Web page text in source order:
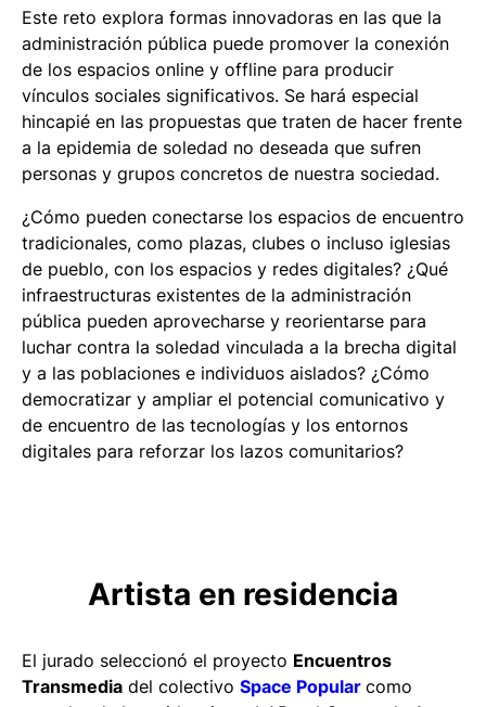
Este reto explora formas innovadoras en las que la
administración pública puede promover la conexión
de los espacios online y offline para producir
vínculos sociales significativos. Se hará especial
hincapié en las propuestas que traten de hacer frente
a la epidemia de soledad no deseada que sufren
personas y grupos concretos de nuestra sociedad.
¿Cómo pueden conectarse los espacios de encuentro
tradicionales, como plazas, clubes o incluso iglesias
de pueblo, con los espacios y redes digitales? ¿Qué
infraestructuras existentes de la administración
pública pueden aprovecharse y reorientarse para
luchar contra la soledad vinculada a la brecha digital
y a las poblaciones e individuos aislados? ¿Cómo
democratizar y ampliar el potencial comunicativo y
de encuentro de las tecnologías y los entornos
digitales para reforzar los lazos comunitarios?
Artista en residencia
El jurado seleccionó el proyecto Encuentros
Transmedia del colectivo Space Popular como